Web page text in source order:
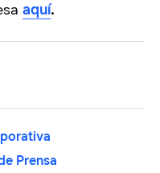
aquí.
Prensa